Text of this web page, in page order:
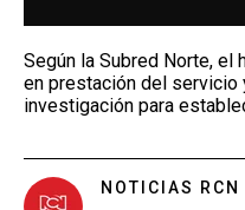
Según la Subred Norte, el
en prestación del servicio
investigación para
NOTICIAS RCN